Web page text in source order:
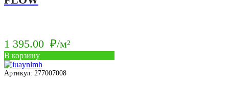
1 395.00 ₽/м²
В корзину
Артикул: 277007008